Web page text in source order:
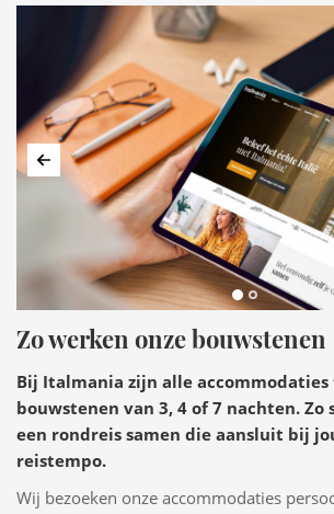
Vorige
Zo werken onze bouwstenen
Bij Italmania zijn alle accommodaties
bouwstenen van 3, 4 of 7 nachten. Zo
een rondreis samen die aansluit bij
reistempo.
Wij bezoeken onze accommodaties